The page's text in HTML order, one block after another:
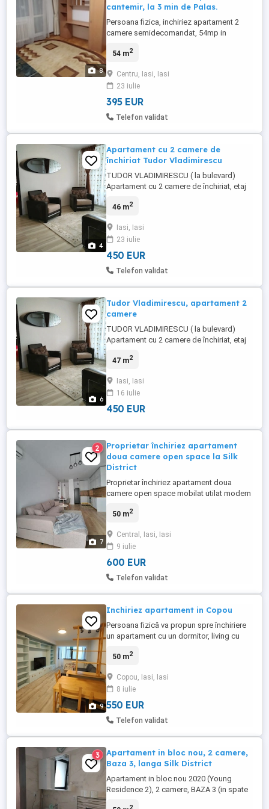
8
cantemir, la 3 min de Palas.
Persoana fizica, inchiriez apartament 2
camere semidecomandat, 54mp in
este liber începând cu 1 august. Este
spălat, aragaz, baie cu cada și geam.
Apartamentul este situat într-o zonă
liniștită la etaj intermediar. Are un ...
54 m2
Centru, Iasi, Iasi
23 iulie
395 EUR
Telefon validat
4
Apartament cu 2 camere de
închiriat Tudor Vladimirescu
TUDOR VLADIMIRESCU ( la bulevard)
Apartament cu 2 camere de închiriat, etaj
facultăți, mall, centru. Incalzire centralizata
mobilier. Telefon La întrarea în spațiu se
plătește garanție 1 luna de chirie + chiria ...
46 m2
Iasi, Iasi
23 iulie
450 EUR
Telefon validat
6
Tudor Vladimirescu, apartament 2
camere
TUDOR VLADIMIRESCU ( la bulevard)
Apartament cu 2 camere de închiriat, etaj
facultăți, mall, centru. Incalzire centralizata
mobilier. Garanție 1 chirie + comision
agenție
47 m2
Iasi, Iasi
16 iulie
450 EUR
7
2
Proprietar închiriez apartament
doua camere open space la Silk
District
Proprietar închiriez apartament doua
camere open space mobilat utilat modern
Apartamentul se poate inchiria începând
50 m2
Central, Iasi, Iasi
9 iulie
600 EUR
Telefon validat
9
Inchiriez apartament in Copou
Persoana fizică va propun spre închiriere
un apartament cu un dormitor, living cu
max 2 persoane. Apartamentul este situat
etajul 1 si este complet mobilat si utilat .
Pretul chiriei lunare este de 550 euro+ o
garanție de ...
50 m2
Copou, Iasi, Iasi
8 iulie
550 EUR
Telefon validat
3
Apartament in bloc nou, 2 camere,
Baza 3, langa Silk District
Apartament in bloc nou 2020 (Young
Residence 2), 2 camere, BAZA 3 (in spate
2